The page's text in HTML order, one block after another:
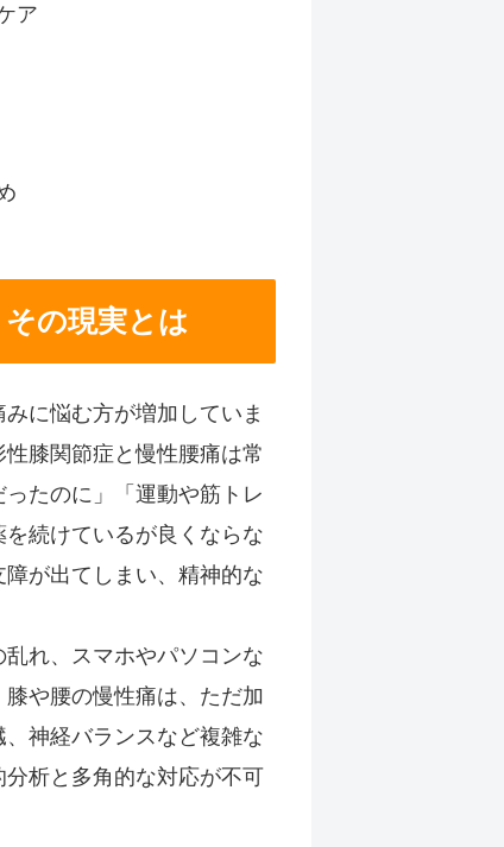
ア
の現実とは
に悩む方が増加していま
膝関節症と慢性腰痛は常
たのに」「運動や筋トレ
続けているが良くならな
が出てしまい、精神的な
れ、スマホやパソコンな
や腰の慢性痛は、ただ加
神経バランスなど複雑な
析と多角的な対応が不可